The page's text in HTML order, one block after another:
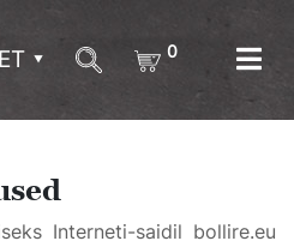
ET 0
Interneti-saidil bollire.eu